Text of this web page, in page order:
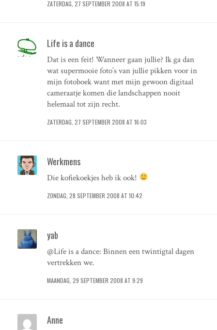
ZATERDAG, 27 SEPTEMBER 2008 AT 15:19
Life is a dance
Dat is een feit! Wanneer gaan jullie? Ik ga dan
wat supermooie foto’s van jullie pikken voor in
mijn fotoboek want met mijn gewoon digitaal
cameraatje komen die landschappen nooit
helemaal tot zijn recht.
ZATERDAG, 27 SEPTEMBER 2008 AT 16:03
Werkmens
Die kofiekoekjes heb ik ook!
ZONDAG, 28 SEPTEMBER 2008 AT 10:42
yab
@Life is a dance: Binnen een twintigtal dagen
vertrekken we.
MAANDAG, 29 SEPTEMBER 2008 AT 9:29
Anne